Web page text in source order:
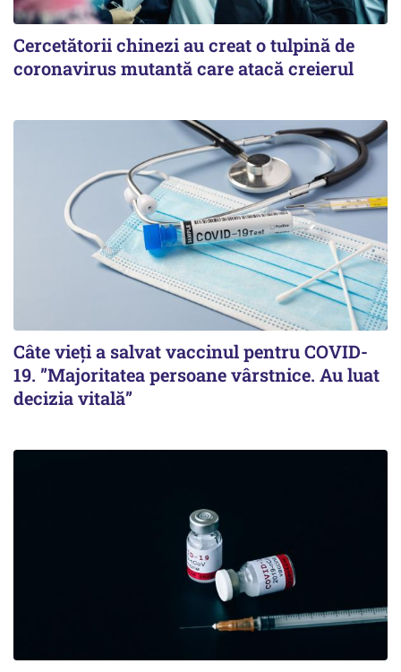
Cercetătorii chinezi au creat o tulpină de
coronavirus mutantă care atacă creierul
Câte vieți a salvat vaccinul pentru COVID-
19. ”Majoritatea persoane vârstnice. Au luat
decizia vitală”